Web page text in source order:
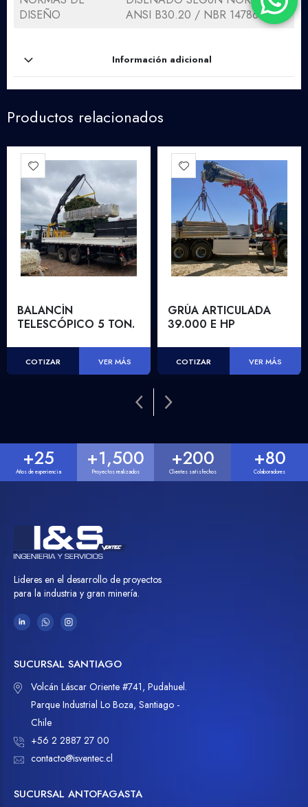
DISEÑO
ANSI B30.20 / NBR 14786
Información adicional
Productos relacionados
BALANCÍN
TELESCÓPICO 5 TON.
COTIZAR VER MÁS
GRÚA ARTICULADA
39.000 E HP
COTIZAR VER MÁS
Años de experiencia
+25
Proyectos realizados
+1,500
Clientes satisfechos
+200
Colaboradores
+80
Lideres en el desarrollo de proyectos
para la industria y gran minería.
SUCURSAL SANTIAGO
Volcán Láscar Oriente #741, Pudahuel.
Parque Industrial Lo Boza, Santiago -
Chile
+56 2 2887 27 00
contacto@isventec.cl
SUCURSAL ANTOFAGASTA